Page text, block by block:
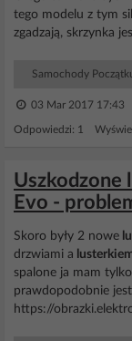
tego modelu z tym
zgadzają, skrzynka
Samochody
03 Mar 2017 17:43
Odpowiedzi: 1
Uszkodzone
Evo -
Skoro były 2 nowe
drzwiami a
spalone ja mam tylko
prawdopodobnie
https://